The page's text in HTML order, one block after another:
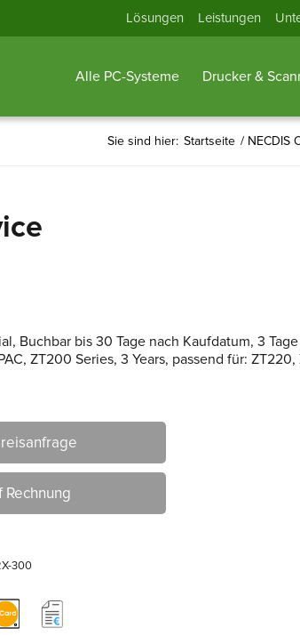
Lösungen Leistungen
Alle PC-Systeme Drucker &
Sie sind hier: Startseite / NECDIS
Buchbar bis 30 Tage nach Kaufdatum, 3
ZT200 Series, 3 Years, passend für:
Rechnung
300